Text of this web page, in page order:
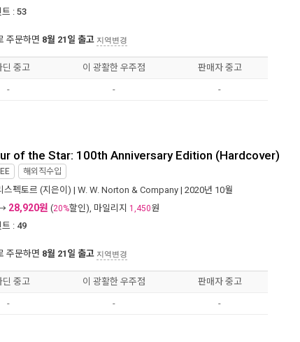
트 :53
주문하면 8월 21일 출고 지역변경
딘 중고 이 광활한 우주점 판매자 중고
- - -
of the Star: 100th Anniversary Edition (Hardcover)
해외직수입
스펙토르 (지은이) | W. W. Norton & Company | 2020년 10월
28,920원 (20%할인), 마일리지 1,450원
트 : 49
주문하면 8월 21일 출고 지역변경
딘 중고 이 광활한 우주점 판매자 중고
- - -